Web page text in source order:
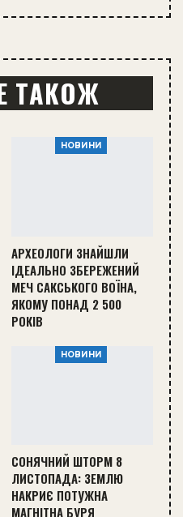
ТАКОЖ
НОВИНИ
АРХЕОЛОГИ ЗНАЙШЛИ
ІДЕАЛЬНО ЗБЕРЕЖЕНИЙ
МЕЧ САКСЬКОГО ВОЇНА,
ЯКОМУ ПОНАД 2 500
РОКІВ
НОВИНИ
СОНЯЧНИЙ ШТОРМ 8
ЛИСТОПАДА: ЗЕМЛЮ
НАКРИЄ ПОТУЖНА
МАГНІТНА БУРЯ